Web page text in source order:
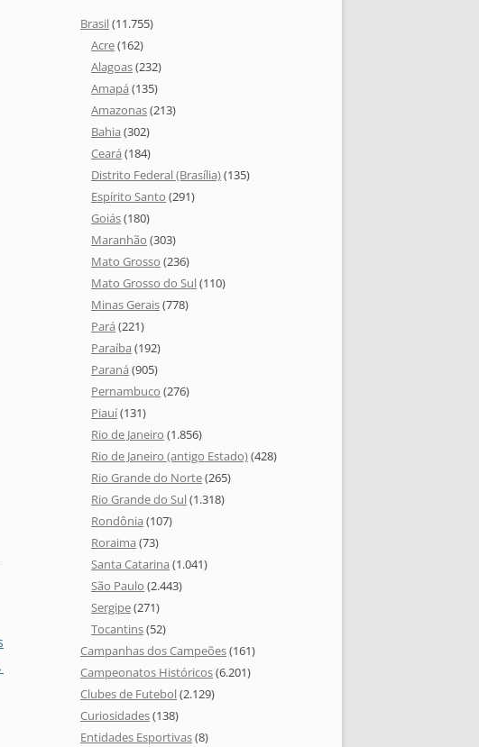
Brasil(11.755)
Acre(162)
Alagoas(232)
Amapá (135)
Amazonas(213)
Bahia (302)
Ceará (184)
Distrito Federal (Brasília)(135)
Espírito Santo (291)
Goiás(180)
Maranhão (303)
Mato Grosso (236)
Mato Grosso do Sul(110)
Minas Gerais(778)
Pará (221)
Paraíba (192)
Paraná (905)
Pernambuco (276)
Piauí(131)
Rio de Janeiro (1.856)
Rio de Janeiro (antigo Estado)(428)
Rio Grande do Norte(265)
Rio Grande do Sul(1.318)
Rondônia (107)
Roraima (73)
Santa Catarina (1.041)
São Paulo (2.443)
Sergipe(271)
Tocantins(52)
Campanhas dos Campeões(161)
Campeonatos Históricos(6.201)
Clubes de Futebol(2.129)
Curiosidades(138)
Entidades Esportivas(8)